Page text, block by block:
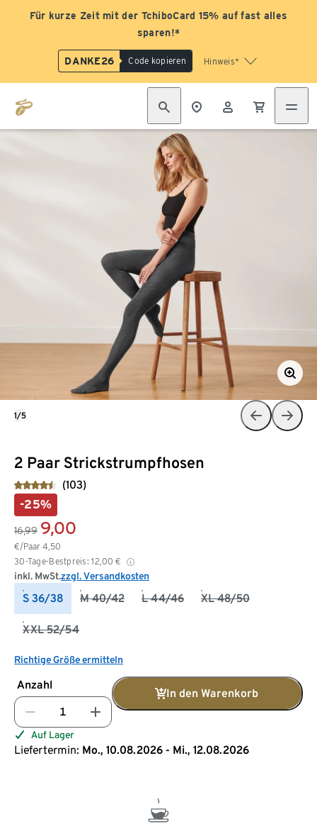
Für kurze Zeit mit der TchiboCard 15% auf fast alles
sparen!*
DANKE26 Code kopieren Hinweis*
2 Paar Strickstrumpfhosen
(103)
-25%
16,99 9,00
€/Paar 4,50
30-Tage-Bestpreis: 12,00 €
inkl. MwSt.zzgl. Versandkosten
S 36/38 M 40/42 L 44/46 XL 48/50
XXL 52/54
Richtige Größe ermitteln
Anzahl
In den Warenkorb
Auf Lager
Liefertermin: Mo., 10.08.2026 - Mi., 12.08.2026
1/5